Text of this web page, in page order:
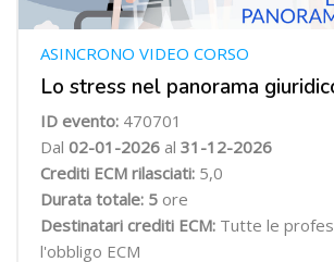
Lo stress nel panorama
ASINCRONO VIDEO CORSO
ID evento: 470701
Dal 02-01-2026 al 31-12-2026
Crediti ECM rilasciati: 5,0
Durata totale: 5 ore
Destinatari crediti ECM: Tutte le
l'obbligo ECM